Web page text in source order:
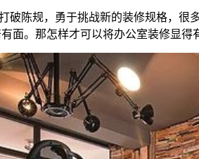
破陈规，勇于挑战新的装修规格，很
面。那怎样才可以将办公室装修显得